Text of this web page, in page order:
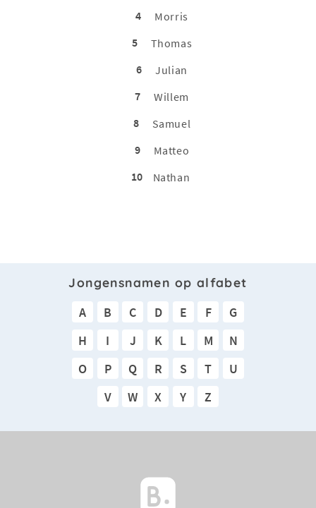
4
Morris
5
Thomas
6
Julian
7
Willem
8
Samuel
9
Matteo
10
Nathan
Jongensnamen op alfabet
A B C D E F
G
H
I J K L M
N
O
P Q R S T
U
V
W X Y Z